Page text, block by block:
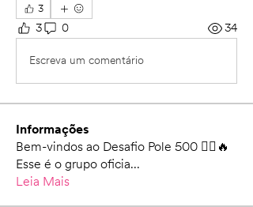
3
3 0 34
Escreva um comentário
Informações
Bem-vindos ao Desafio Pole 500 🚴‍♀️🔥
Esse é o grupo oficia...
Leia Mais